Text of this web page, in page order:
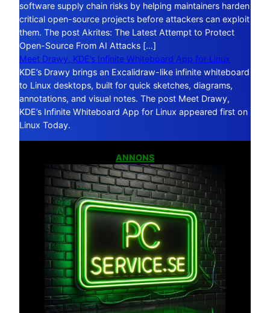
software supply chain risks by helping maintainers harden
critical open-source projects before attackers can exploit
them. The post Akrites: The Latest Attempt to Protect
Open-Source From AI Attacks […]
Meet Drawy, KDE’s Infinite Whiteboard App for Linux
KDE’s Drawy brings an Excalidraw-like infinite whiteboard
to Linux desktops, built for quick sketches, diagrams,
annotations, and visual notes. The post Meet Drawy,
KDE’s Infinite Whiteboard App for Linux appeared first on
Linux Today.
ANNONS